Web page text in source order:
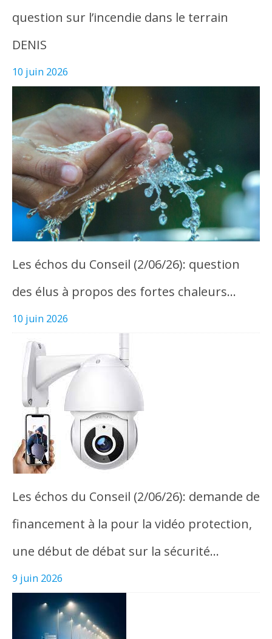
question sur l’incendie dans le terrain
DENIS
10 juin 2026
Les échos du Conseil (2/06/26): question
des élus à propos des fortes chaleurs…
10 juin 2026
Les échos du Conseil (2/06/26): demande de
financement à la pour la vidéo protection,
une début de débat sur la sécurité…
9 juin 2026